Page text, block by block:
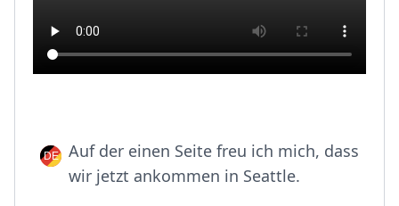
Auf der einen Seite freu ich mich, dass
wir jetzt ankommen in Seattle.